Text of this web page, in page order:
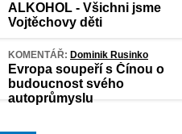
ALKOHOL - Všichni jsme
Vojtěchovy děti
KOMENTÁŘ: Dominik Rusinko
Evropa soupeří s Čínou o
budoucnost svého
autoprůmyslu